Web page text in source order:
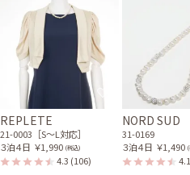
ワンピの魔法からのご返信
背中の「調節ひも」について、お分か
の「商品をさらに絞り込みたい方へ」
でき、身体にぴったりフィットするド
ただくと、調節ひものドレスが絞りこ
かったらご参考くださいませ。
レンタル/購入した商品
ベージュのシャイニースト
REPLETE
21-0003［S〜L対応］
３泊４日 ￥1,990 (税込)
4.3 (106)
NORD SUD
31-0169
３泊４日 ￥1,490
4.1